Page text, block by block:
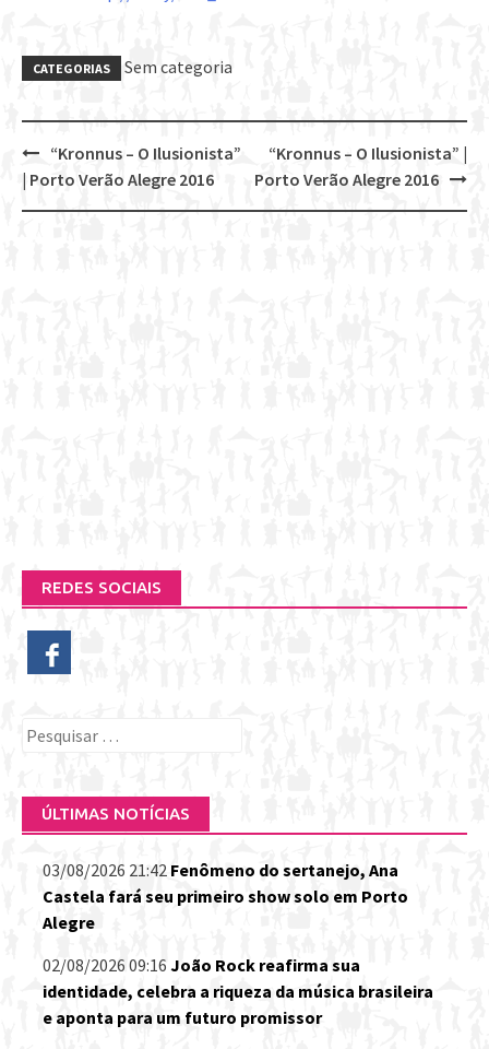
CATEGORIAS Sem categoria
Post
navigation
“Kronnus – O Ilusionista” |
Porto Verão Alegre 2016
“Kronnus – O Ilusionista”
| Porto Verão Alegre 2016
REDES SOCIAIS
Pesquisar
ÚLTIMAS NOTÍCIAS
03/08/2026 21:42 Fenômeno do sertanejo, Ana
Castela fará seu primeiro show solo em Porto
Alegre
02/08/2026 09:16 João Rock reafirma sua
identidade, celebra a riqueza da música brasileira
e aponta para um futuro promissor